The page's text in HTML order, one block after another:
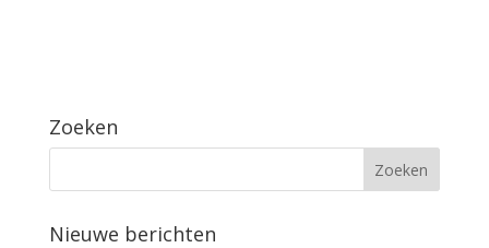
Zoeken
Nieuwe berichten